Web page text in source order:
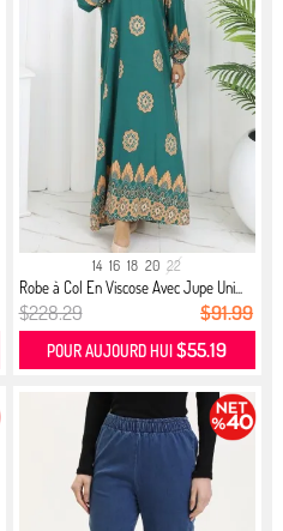
14 16 18 20 22
Robe à Col En Viscose Avec Jupe Uni...
$228.29 $91.99
POUR AUJOURD HUI$55.19